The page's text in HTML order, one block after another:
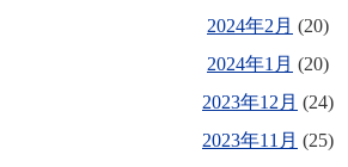
2024年2月 (20)
2024年1月 (20)
2023年12月 (24)
2023年11月 (25)